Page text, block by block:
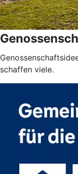
schaffen viele.